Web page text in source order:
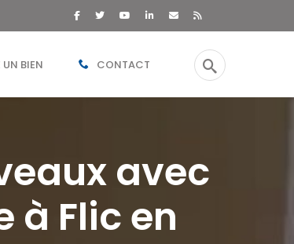
UN BIEN CONTACT
avec
à Flic en